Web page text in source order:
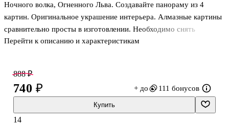
Ночного волка, Огненного Льва. Создавайте панораму из 4
картин. Оригинальное украшение интерьера. Алмазные картины
сравнительно просты в изготовлении. Необходимо снять
защитный слой с клеевой основы и с помощью карандаша-
Блестящий результат восхищает всех!
В наборе: картинка с клейкой основой (20 х 20 см), стразы
(1000+), мольберт, карандаш, тарелочка.
Перейти к описанию и характеристикам
ниндзя"
888 ₽
740 ₽ + до 111 бонусов
Купить
14